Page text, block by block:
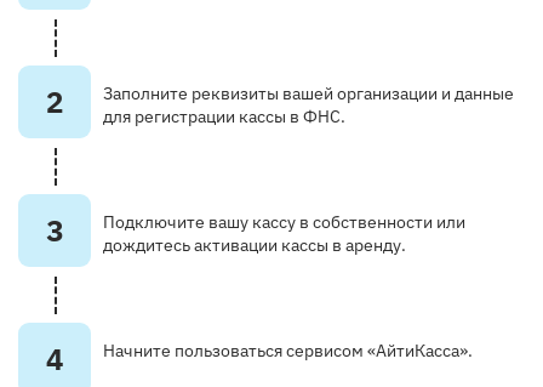
2
Заполните реквизиты вашей организации и данные
для регистрации кассы в ФНС.
3
Подключите вашу кассу в собственности или
дождитесь активации кассы в аренду.
4 Начните пользоваться сервисом «АйтиКасса».